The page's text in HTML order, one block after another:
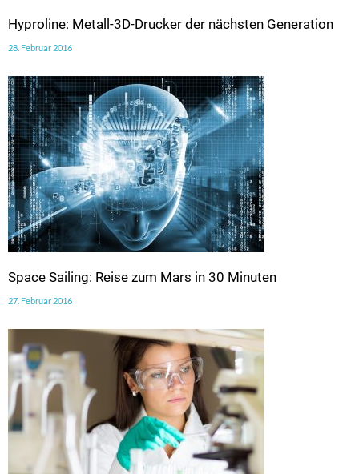
Hyproline: Metall-3D-Drucker der nächsten Generation
28. Februar 2016
Space Sailing: Reise zum Mars in 30 Minuten
27. Februar 2016